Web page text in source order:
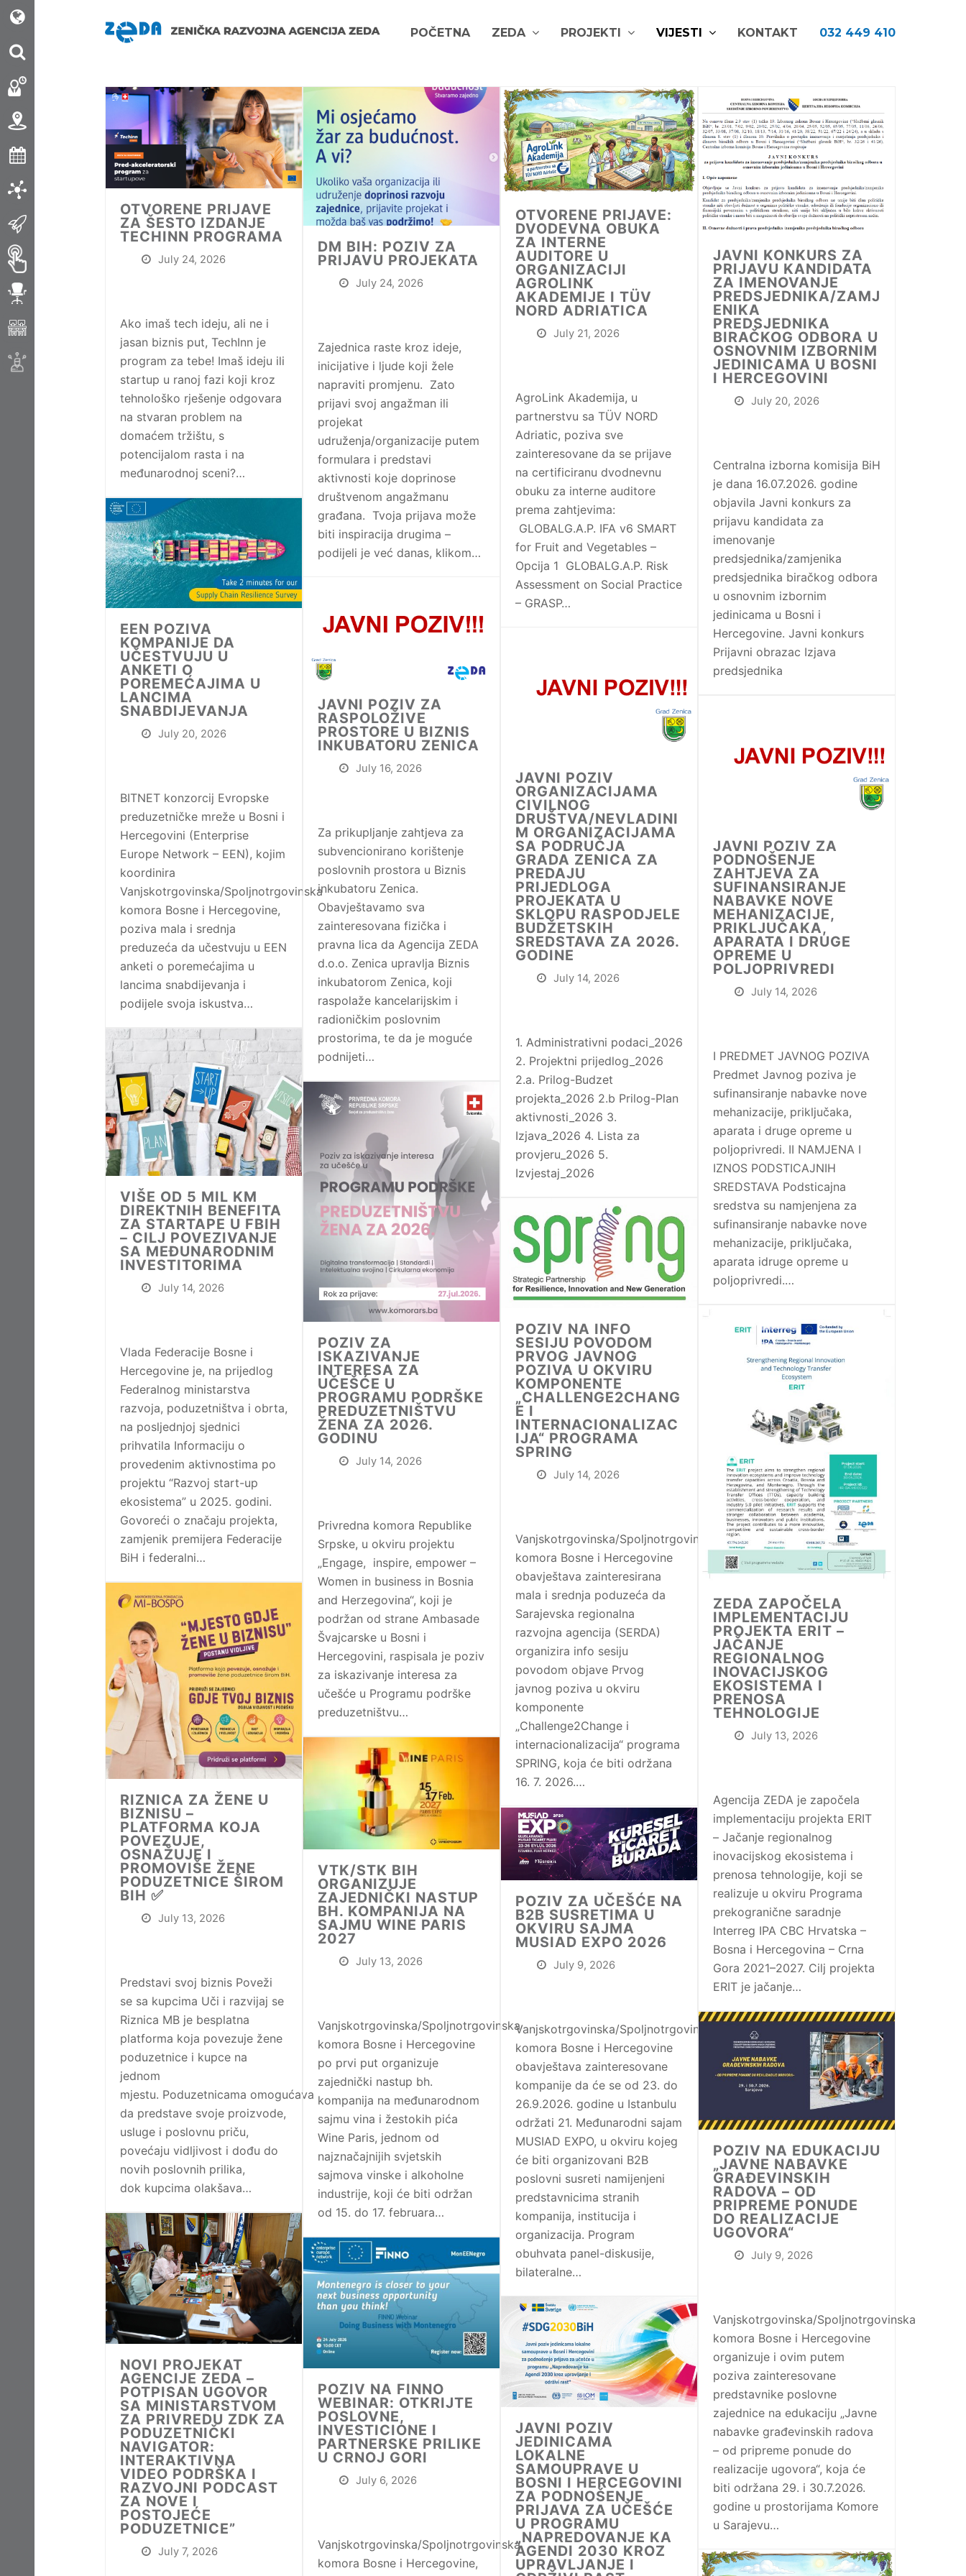
POČETNA ZEDA PROJEKTI VIJESTI KONTAKT 032 449 410
OTVORENE PRIJAVE
ZA ŠESTO IZDANJE
TECHINN PROGRAMA
July 24, 2026
Ako imaš tech ideju, ali ne i
jasan biznis put, TechInn je
program za tebe! Imaš ideju ili
startup u ranoj fazi koji kroz
tehnološko rješenje odgovara
na stvaran problem na
domaćem tržištu, s
potencijalom rasta i na
međunarodnoj sceni?…
DM BIH: POZIV ZA
PRIJAVU PROJEKATA
July 24, 2026
Zajednica raste kroz ideje,
inicijative i ljude koji žele
napraviti promjenu. Zato
prijavi svoj angažman ili
projekat
udruženja/organizacije putem
formulara i predstavi
aktivnosti koje doprinose
društvenom angažmanu
građana. Tvoja prijava može
biti inspiracija drugima –
podijeli je već danas, klikom…
OTVORENE PRIJAVE:
DVODEVNA OBUKA
ZA INTERNE
AUDITORE U
ORGANIZACIJI
AGROLINK
AKADEMIJE I TÜV
NORD ADRIATICA
July 21, 2026
AgroLink Akademija, u
partnerstvu sa TÜV NORD
Adriatic, poziva sve
zainteresovane da se prijave
na certificiranu dvodnevnu
obuku za interne auditore
prema zahtjevima:
GLOBALG.A.P. IFA v6 SMART
for Fruit and Vegetables –
Opcija 1 GLOBALG.A.P. Risk
Assessment on Social Practice
– GRASP…
JAVNI KONKURS ZA
PRIJAVU KANDIDATA
ZA IMENOVANJE
PREDSJEDNIKA/ZAMJ
ENIKA
PREDSJEDNIKA
BIRAČKOG ODBORA U
OSNOVNIM IZBORNIM
JEDINICAMA U BOSNI
I HERCEGOVINI
July 20, 2026
Centralna izborna komisija BiH
je dana 16.07.2026. godine
objavila Javni konkurs za
prijavu kandidata za
imenovanje
predsjednika/zamjenika
predsjednika biračkog odbora
u osnovnim izbornim
jedinicama u Bosni i
Hercegovine. Javni konkurs
Prijavni obrazac Izjava
predsjednika
EEN POZIVA
KOMPANIJE DA
UČESTVUJU U
ANKETI O
POREMEĆAJIMA U
LANCIMA
SNABDIJEVANJA
July 20, 2026
BITNET konzorcij Evropske
preduzetničke mreže u Bosni i
Hercegovini (Enterprise
Europe Network – EEN), kojim
koordinira
Vanjskotrgovinska/Spoljnotrgovinska
komora Bosne i Hercegovine,
poziva mala i srednja
preduzeća da učestvuju u EEN
anketi o poremećajima u
lancima snabdijevanja i
podijele svoja iskustva…
JAVNI POZIV ZA
RASPOLOŽIVE
PROSTORE U BIZNIS
INKUBATORU ZENICA
July 16, 2026
Za prikupljanje zahtjeva za
subvencionirano korištenje
poslovnih prostora u Biznis
inkubatoru Zenica.
Obavještavamo sva
zainteresovana fizička i
pravna lica da Agencija ZEDA
d.o.o. Zenica upravlja Biznis
inkubatorom Zenica, koji
raspolaže kancelarijskim i
radioničkim poslovnim
prostorima, te da je moguće
podnijeti…
JAVNI POZIV
ORGANIZACIJAMA
CIVILNOG
DRUŠTVA/NEVLADINI
M ORGANIZACIJAMA
SA PODRUČJA
GRADA ZENICA ZA
PREDAJU
PRIJEDLOGA
PROJEKATA U
SKLOPU RASPODJELE
BUDŽETSKIH
SREDSTAVA ZA 2026.
GODINE
July 14, 2026
1. Administrativni podaci_2026
2. Projektni prijedlog_2026
2.a. Prilog-Budzet
projekta_2026 2.b Prilog-Plan
aktivnosti_2026 3.
Izjava_2026 4. Lista za
provjeru_2026 5.
Izvjestaj_2026
JAVNI POZIV ZA
PODNOŠENJE
ZAHTJEVA ZA
SUFINANSIRANJE
NABAVKE NOVE
MEHANIZACIJE,
PRIKLJUČAKA,
APARATA I DRUGE
OPREME U
POLJOPRIVREDI
July 14, 2026
I PREDMET JAVNOG POZIVA
Predmet Javnog poziva je
sufinansiranje nabavke nove
mehanizacije, priključaka,
aparata i druge opreme u
poljoprivredi. II NAMJENA I
IZNOS PODSTICAJNIH
SREDSTAVA Podsticajna
sredstva su namjenjena za
sufinansiranje nabavke nove
mehanizacije, priključaka,
aparata idruge opreme u
poljoprivredi.…
VIŠE OD 5 MIL KM
DIREKTNIH BENEFITA
ZA STARTAPE U FBIH
– CILJ POVEZIVANJE
SA MEĐUNARODNIM
INVESTITORIMA
July 14, 2026
Vlada Federacije Bosne i
Hercegovine je, na prijedlog
Federalnog ministarstva
razvoja, poduzetništva i obrta,
na posljednjoj sjednici
prihvatila Informaciju o
provedenim aktivnostima po
projektu “Razvoj start-up
ekosistema” u 2025. godini.
Govoreći o značaju projekta,
zamjenik premijera Federacije
BiH i federalni…
POZIV ZA
ISKAZIVANJE
INTERESA ZA
UČEŠĆE U
PROGRAMU PODRŠKE
PREDUZETNIŠTVU
ŽENA ZA 2026.
GODINU
July 14, 2026
Privredna komora Republike
Srpske, u okviru projektu
„Engage, inspire, empower –
Women in business in Bosnia
and Herzegovina“, koji je
podržan od strane Ambasade
Švajcarske u Bosni i
Hercegovini, raspisala je poziv
za iskazivanje interesa za
učešće u Programu podrške
preduzetništvu…
POZIV NA INFO
SESIJU POVODOM
PRVOG JAVNOG
POZIVA U OKVIRU
KOMPONENTE
„CHALLENGE2CHANG
E I
INTERNACIONALIZAC
IJA“ PROGRAMA
SPRING
July 14, 2026
Vanjskotrgovinska/Spoljnotrgovinska
komora Bosne i Hercegovine
obavještava zainteresirana
mala i srednja poduzeća da
Sarajevska regionalna
razvojna agencija (SERDA)
organizira info sesiju
povodom objave Prvog
javnog poziva u okviru
komponente
„Challenge2Change i
internacionalizacija“ programa
SPRING, koja će biti održana
16. 7. 2026.…
ZEDA ZAPOČELA
IMPLEMENTACIJU
PROJEKTA ERIT –
JAČANJE
REGIONALNOG
INOVACIJSKOG
EKOSISTEMA I
PRENOSA
TEHNOLOGIJE
July 13, 2026
Agencija ZEDA je započela
implementaciju projekta ERIT
– Jačanje regionalnog
inovacijskog ekosistema i
prenosa tehnologije, koji se
realizuje u okviru Programa
prekogranične saradnje
Interreg IPA CBC Hrvatska –
Bosna i Hercegovina – Crna
Gora 2021–2027. Cilj projekta
ERIT je jačanje…
RIZNICA ZA ŽENE U
BIZNISU –
PLATFORMA KOJA
POVEZUJE,
OSNAŽUJE I
PROMOVIŠE ŽENE
PODUZETNICE ŠIROM
BIH ✅
July 13, 2026
Predstavi svoj biznis Poveži
se sa kupcima Uči i razvijaj se
Riznica MB je besplatna
platforma koja povezuje žene
poduzetnice i kupce na
jednom
mjestu. Poduzetnicama omogućava
da predstave svoje proizvode,
usluge i poslovnu priču,
povećaju vidljivost i dođu do
novih poslovnih prilika,
dok kupcima olakšava…
VTK/STK BIH
ORGANIZUJE
ZAJEDNIČKI NASTUP
BH. KOMPANIJA NA
SAJMU WINE PARIS
2027
July 13, 2026
Vanjskotrgovinska/Spoljnotrgovinska
komora Bosne i Hercegovine
po prvi put organizuje
zajednički nastup bh.
kompanija na međunarodnom
sajmu vina i žestokih pića
Wine Paris, jednom od
najznačajnijih svjetskih
sajmova vinske i alkoholne
industrije, koji će biti održan
od 15. do 17. februara…
POZIV ZA UČEŠĆE NA
B2B SUSRETIMA U
OKVIRU SAJMA
MUSIAD EXPO 2026
July 9, 2026
Vanjskotrgovinska/Spoljnotrgovinska
komora Bosne i Hercegovine
obavještava zainteresovane
kompanije da će se od 23. do
26.9.2026. godine u Istanbulu
održati 21. Međunarodni sajam
MUSIAD EXPO, u okviru kojeg
će biti organizovani B2B
poslovni susreti namijenjeni
predstavnicima stranih
kompanija, institucija i
organizacija. Program
obuhvata panel-diskusije,
bilateralne…
POZIV NA EDUKACIJU
„JAVNE NABAVKE
GRAĐEVINSKIH
RADOVA – OD
PRIPREME PONUDE
DO REALIZACIJE
UGOVORA“
July 9, 2026
Vanjskotrgovinska/Spoljnotrgovinska
komora Bosne i Hercegovine
organizuje i ovim putem
poziva zainteresovane
predstavnike poslovne
zajednice na edukaciju „Javne
nabavke građevinskih radova
– od pripreme ponude do
realizacije ugovora“, koja će
biti održana 29. i 30.7.2026.
godine u prostorijama Komore
u Sarajevu…
NOVI PROJEKAT
AGENCIJE ZEDA –
POTPISAN UGOVOR
SA MINISTARSTVOM
ZA PRIVREDU ZDK ZA
PODUZETNIČKI
NAVIGATOR:
INTERAKTIVNA
VIDEO PODRŠKA I
RAZVOJNI PODCAST
ZA NOVE I
POSTOJEĆE
PODUZETNICE”
July 7, 2026
POZIV NA FINNO
WEBINAR: OTKRIJTE
POSLOVNE,
INVESTICIONE I
PARTNERSKE PRILIKE
U CRNOJ GORI
July 6, 2026
Vanjskotrgovinska/Spoljnotrgovinska
komora Bosne i Hercegovine,
JAVNI POZIV
JEDINICAMA
LOKALNE
SAMOUPRAVE U
BOSNI I HERCEGOVINI
ZA PODNOŠENJE
PRIJAVA ZA UČEŠĆE
U PROGRAMU
„NAPREDOVANJE KA
AGENDI 2030 KROZ
UPRAVLJANJE I